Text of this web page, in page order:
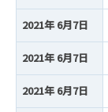
2021年 6月7日
2021年 6月7日
2021年 6月7日